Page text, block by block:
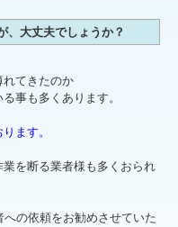
、大丈夫でしょうか？
てきたのか
事も多くあります。
ます。
を断る業者様も多くおられ
の依頼をお勧めさせていた